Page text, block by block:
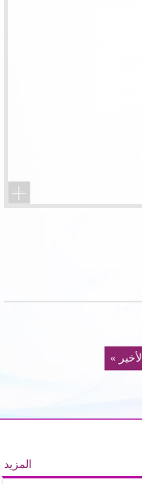
الأخير »
المزيد